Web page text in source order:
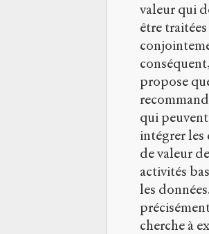
valeur qui
être traitées
propose
qui
intégrer les
de valeur
activités
les
cherche à